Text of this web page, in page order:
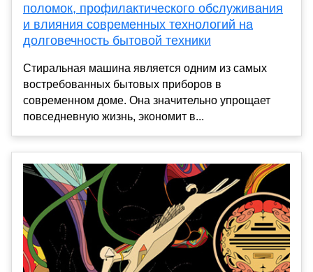
поломок, профилактического обслуживания
и влияния современных технологий на
долговечность бытовой техники
Стиральная машина является одним из самых
востребованных бытовых приборов в
современном доме. Она значительно упрощает
повседневную жизнь, экономит в...